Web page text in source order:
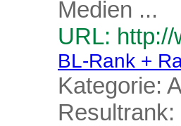
Medien ...
URL:
BL-Rank +
Kategorie:
Resultrank: